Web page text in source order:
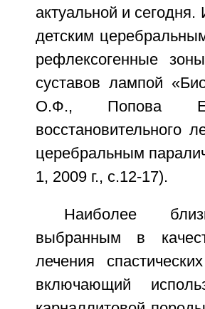
актуальной и
детским
рефлексогенные
суставов лампой
О.Ф., Попова
восстановительного
церебральным
1, 2009 г., с.12-17).
Наиболее
выбранным в
лечения
включающий